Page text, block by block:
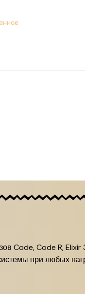
Code R, Elixir
при любых